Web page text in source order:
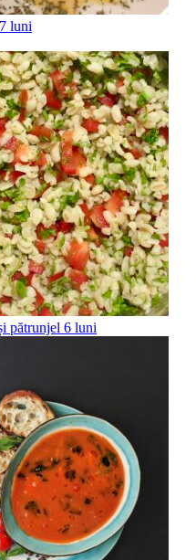
7 luni
pătrunjel 6 luni